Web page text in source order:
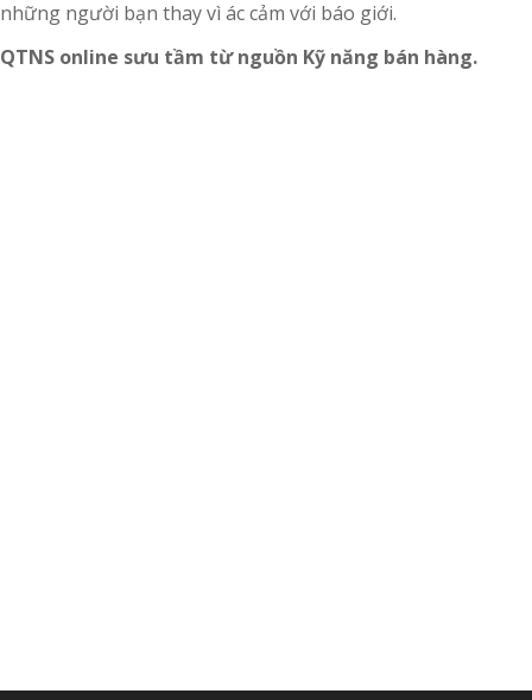
những người bạn thay vì ác cảm với báo giới.
QTNS online sưu tầm từ nguồn Kỹ năng bán hàng.